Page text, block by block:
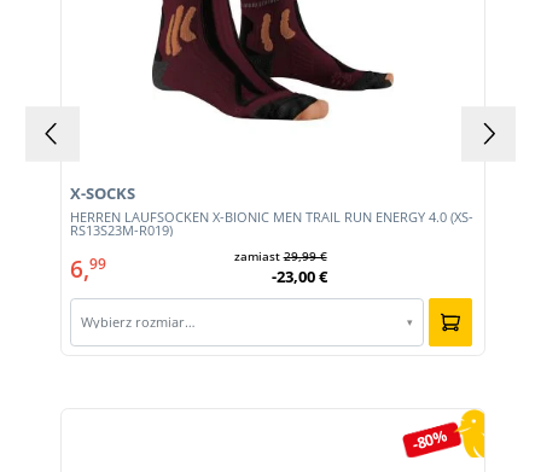
HERREN LAUFSOCKEN X-BIONIC MEN TRAIL RUN ENERGY 4.0 (XS-
RS13S23M-R019)
X-SOCKS
6,99 zamiast29,99 €
-23,00 €
Wybierz rozmiar… ▾
-80%